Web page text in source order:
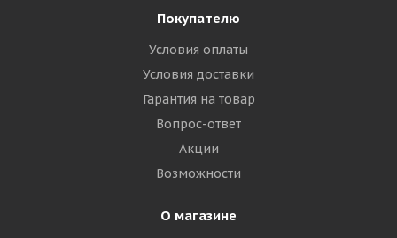
Покупателю
Условия оплаты
Условия доставки
Гарантия на товар
Вопрос-ответ
Акции
Возможности
О магазине